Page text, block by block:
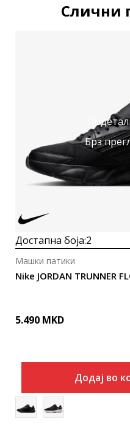
Слични
Брз
Достапна боја:2
Nike JORDAN TRUNNER
Машки патики
5.490 MKD
Додај во